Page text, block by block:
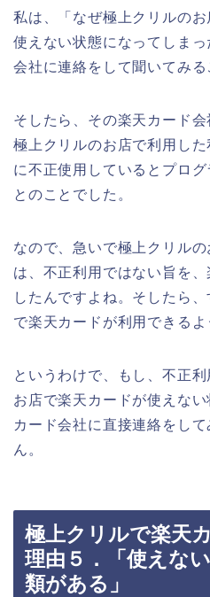
私は、「なぜ極上クリルの
使えない状態になってしま
会社に連絡をして聞いてみる
そしたら、その楽天カード会
極上クリルのお店で利用し
に不正使用しているとプロ
とのことでした。
なので、急いで極上クリル
は、不正利用ではない旨を
したんですよね。そしたら
で楽天カードが利用できるよ
というわけで、もし、不正
お店で楽天カードが使えな
カード会社に直接連絡をし
ん。
極上クリルで楽天
理由５．「使えな
類がある」